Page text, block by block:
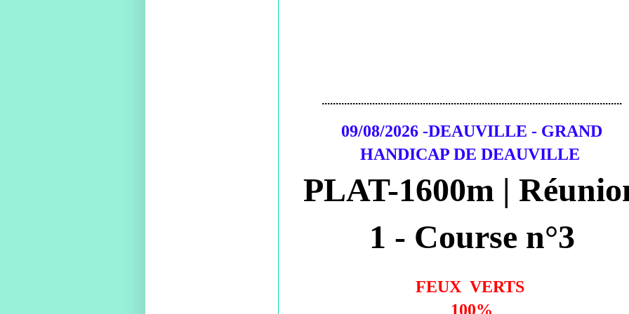
...........................................................................................................
09/08/2026 -DEAUVILLE - GRAND
HANDICAP DE DEAUVILLE
PLAT-1600m |
1 - Course n°3
FEUX VERTS
100%